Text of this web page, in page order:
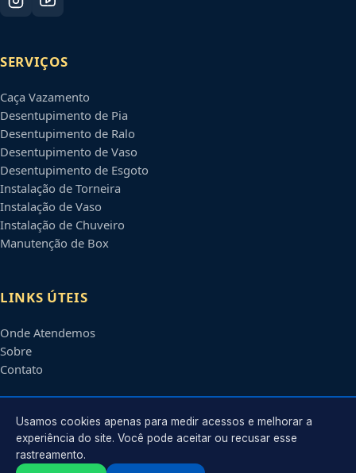
SERVIÇOS
Caça Vazamento
Desentupimento de Pia
Desentupimento de Ralo
Desentupimento de Vaso
Desentupimento de Esgoto
Instalação de Torneira
Instalação de Vaso
Instalação de Chuveiro
Manutenção de Box
LINKS ÚTEIS
Onde Atendemos
Sobre
Contato
CONTATO
Atendimento em
Usamos cookies apenas para medir acessos e melhorar a
experiência do site. Você pode aceitar ou recusar esse
rastreamento.